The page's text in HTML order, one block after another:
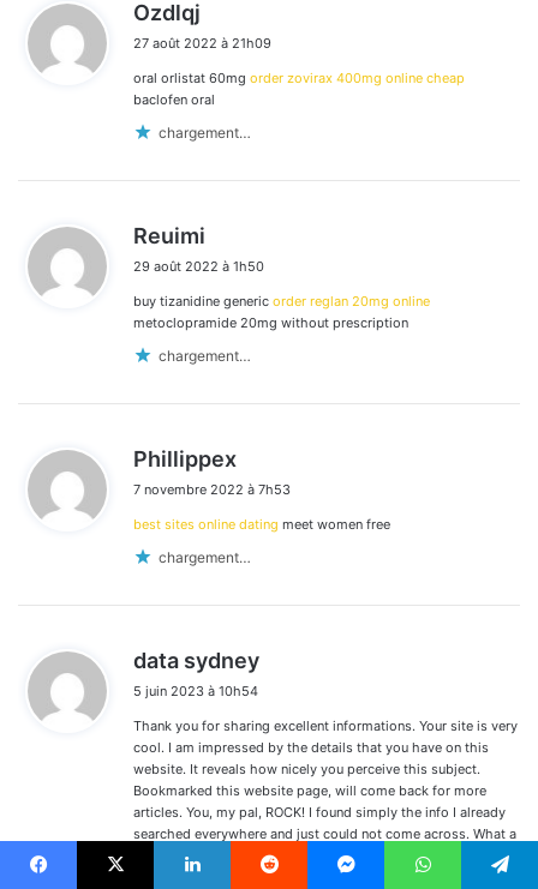
Ozdlqj
t
:
27 août 2022 à 21h09
oral orlistat 60mg order zovirax 400mg online cheap
baclofen oral
chargement…
Reuimi
t
:
29 août 2022 à 1h50
buy tizanidine generic order reglan 20mg online
metoclopramide 20mg without prescription
chargement…
Phillippex
t
7 novembre 2022 à 7h53
best sites online dating meet women free
chargement…
data sydney
:
5 juin 2023 à 10h54
Thank you for sharing excellent informations. Your site is very
cool. I am impressed by the details that you have on this
website. It reveals how nicely you perceive this subject.
Bookmarked this website page, will come back for more
articles. You, my pal, ROCK! I found simply the info I already
searched everywhere and just could not come across. What a
perfect web-site.